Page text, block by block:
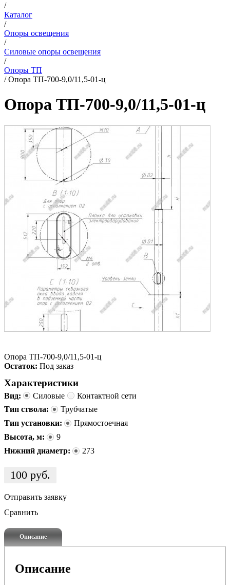
/
Каталог
/
Опоры освещения
/
Силовые опоры освещения
/
Опоры ТП
/Опора ТП-700-9,0/11,5-01-ц
Опора ТП-700-9,0/11,5-01-ц
Опора ТП-700-9,0/11,5-01-ц
Остаток: Под заказ
Характеристики
Вид: Силовые
Контактной сети
Тип ствола:
Трубчатые
Тип установки:
Прямостоечная
Высота, м:
9
Нижний диаметр:
273
100 руб.
Отправить заявку
Сравнить
Описание
Описание